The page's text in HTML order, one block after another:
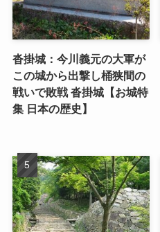
沓掛城：今川義元の大軍が
この城から出撃し桶狭間の
戦いで敗戦 沓掛城【お城特
集 日本の歴史】